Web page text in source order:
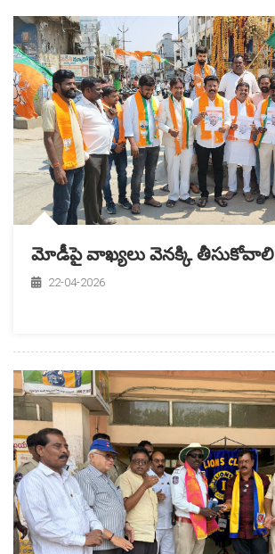
మోడీపై వాఖ్యలు వెనక్కి తీసుకోవాలి
22-04-2026